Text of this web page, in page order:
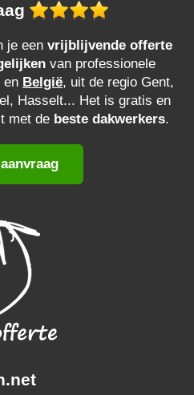
je een vrijblijvende offerte
van professionele
en België, uit de regio Gent,
Hasselt... Het is gratis en
met de beste dakwerkers.